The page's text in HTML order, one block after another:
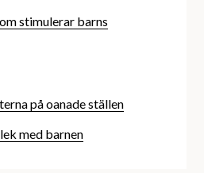
stimulerar barns
på oanade ställen
med barnen